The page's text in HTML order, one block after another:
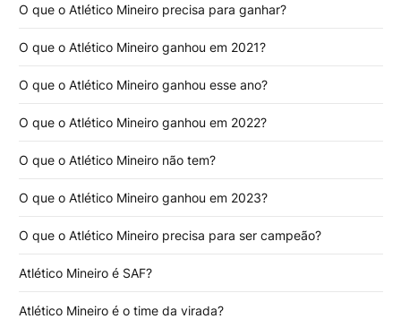
O que o Atlético Mineiro precisa para ganhar?
O que o Atlético Mineiro ganhou em 2021?
O que o Atlético Mineiro ganhou esse ano?
O que o Atlético Mineiro ganhou em 2022?
O que o Atlético Mineiro não tem?
O que o Atlético Mineiro ganhou em 2023?
O que o Atlético Mineiro precisa para ser campeão?
Atlético Mineiro é SAF?
Atlético Mineiro é o time da virada?